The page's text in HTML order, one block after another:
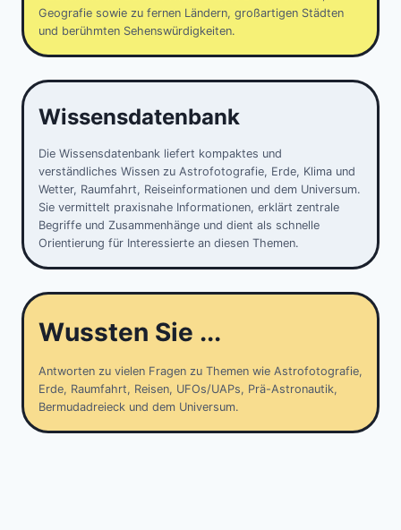
Geografie sowie zu fernen Ländern, großartigen Städten
und berühmten Sehenswürdigkeiten.
Wissensdatenbank
Die Wissensdatenbank liefert kompaktes und
verständliches Wissen zu Astrofotografie, Erde, Klima und
Wetter, Raumfahrt, Reiseinformationen und dem Universum.
Sie vermittelt praxisnahe Informationen, erklärt zentrale
Begriffe und Zusammenhänge und dient als schnelle
Orientierung für Interessierte an diesen Themen.
Wussten Sie ...
Antworten zu vielen Fragen zu Themen wie Astrofotografie,
Erde, Raumfahrt, Reisen, UFOs/UAPs, Prä-Astronautik,
Bermudadreieck und dem Universum.